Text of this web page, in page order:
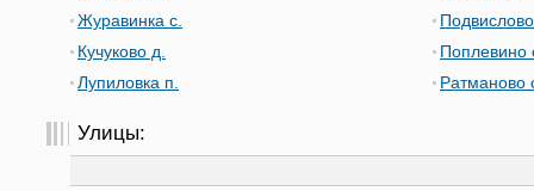
Журавинка с.
Кучуково д.
Лупиловка п.
Поплевино
Ратманово
Улицы: